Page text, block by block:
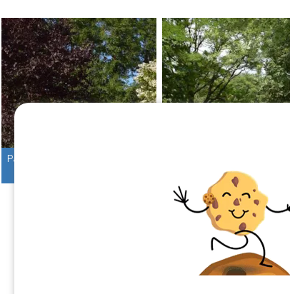
Parcela Rio (Cerca Del Río)